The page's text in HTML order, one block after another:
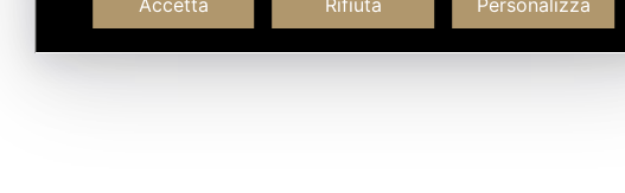
Accetta Rifiuta Personalizza